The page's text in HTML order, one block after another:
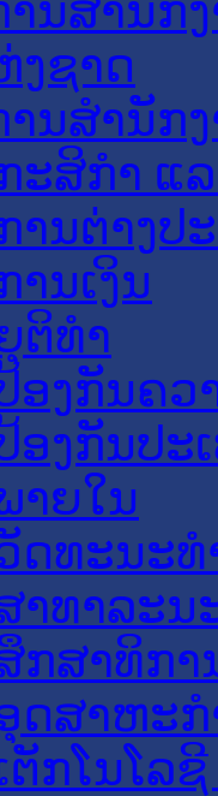
ນສໍານັກ
ງຊາດ
ນສຳນັກ
ະສິກຳ ແ
ານຕ່າງປ
ານເງິນ
ຕິທໍາ
ອງກັນຄວ
ອງກັນປະ
າຍໃນ
ດທະນະ
າທາລະນ
ກສາທິກາ
ດສາຫະ
ຕັກໂນໂລ